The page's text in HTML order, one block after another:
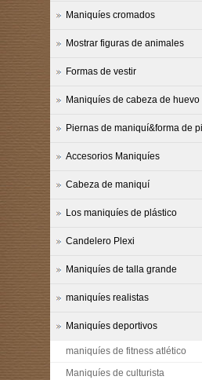
Maniquíes cromados
Mostrar figuras de animales
Formas de vestir
Maniquíes de cabeza de huevo
Piernas de maniquí&forma de
Accesorios Maniquíes
Cabeza de maniquí
Los maniquíes de plástico
Candelero Plexi
Maniquíes de talla grande
maniquíes realistas
Maniquíes deportivos
maniquíes de fitness atlético
Maniquíes de culturista